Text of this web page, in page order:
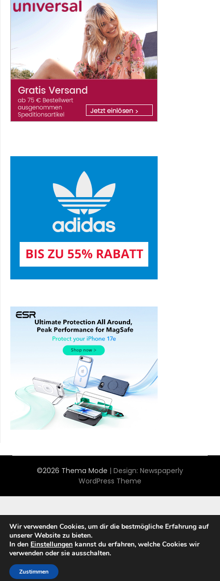
©2026 Thema Mode | Design: Newspaperly
WordPress Theme
Wir verwenden Cookies, um dir die bestmögliche Erfahrung auf
unserer Website zu bieten.
In den Einstellungen kannst du erfahren, welche Cookies wir
verwenden oder sie ausschalten.
Zustimmen